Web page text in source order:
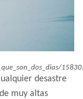
desastre
muy altas